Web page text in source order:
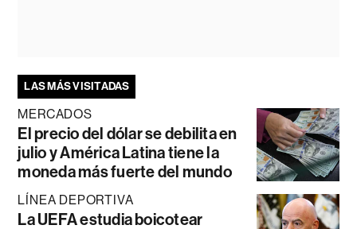
LAS MÁS VISITADAS
MERCADOS
El precio del dólar se debilita en
julio y América Latina tiene la
moneda más fuerte del mundo
LÍNEA DEPORTIVA
La UEFA estudia boicotear